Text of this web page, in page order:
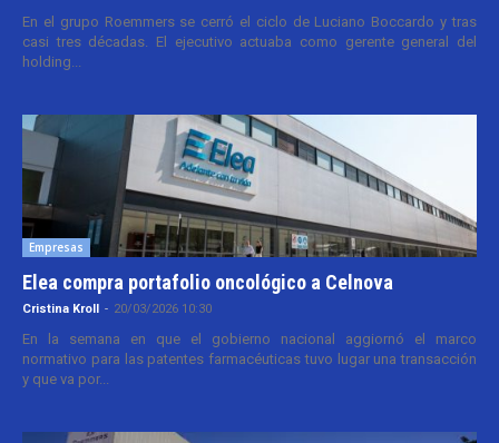
En el grupo Roemmers se cerró el ciclo de Luciano Boccardo y tras
casi tres décadas. El ejecutivo actuaba como gerente general del
holding...
Empresas
Elea compra portafolio oncológico a Celnova
Cristina Kroll - 20/03/2026 10:30
En la semana en que el gobierno nacional aggiornó el marco
normativo para las patentes farmacéuticas tuvo lugar una transacción
y que va por...